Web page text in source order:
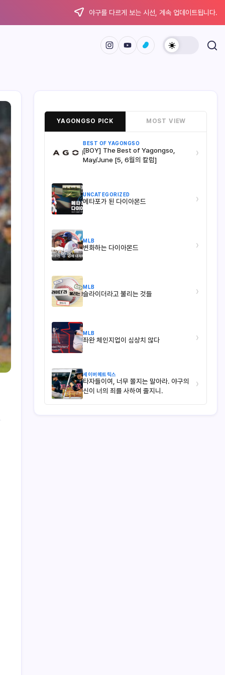
야구를 다르게 보는 시선, 계속 업데이트됩니다.
YAGONGSO PICK MOST VIEW
BEST OF YAGONGSO
[BOY] The Best of Yagongso,
May/June [5, 6월의 칼럼]
›
UNCATEGORIZED
메타포가 된 다이아몬드 ›
MLB
변화하는 다이아몬드 ›
MLB
슬라이더라고 불리는 것들 ›
MLB
좌완 체인지업이 심상치 않다 ›
세이버메트릭스
타자들이여, 너무 쫄지는 말아라. 야구의
신이 너의 죄를 사하여 줄지니.
›